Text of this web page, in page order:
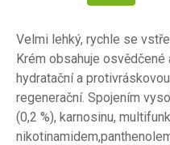
Velmi lehký, rychle se
Krém obsahuje
hydratační a
regenerační. Spojením
(0,2 %), karnosinu,